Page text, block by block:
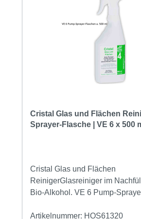
Cristal Glas und Flächen
Sprayer-Flasche | VE 6 x 500
Cristal Glas und Flächen
ReinigerGlasreiniger im
Bio-Alkohol. VE 6 Pump-
aufsprühen und abwischen. Löst
Artikelnummer: HOS61320